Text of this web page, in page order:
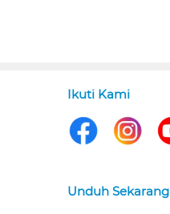
Ikuti Kami
Unduh Sekarang